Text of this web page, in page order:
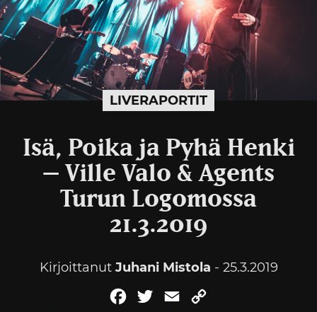
LIVERAPORTIT
Isä, Poika ja Pyhä Henki
– Ville Valo & Agents
Turun Logomossa
21.3.2019
Kirjoittanut Juhani Mistola - 25.3.2019
FacebookTwitterEmail